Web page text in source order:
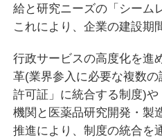
給と研究ニーズの「シーム
これにより、企業の建設期
行政サービスの高度化を進
革(業界参入に必要な複数
許可証」に統合する制度)
機関と医薬品研究開発・製
推進により、制度の統合を